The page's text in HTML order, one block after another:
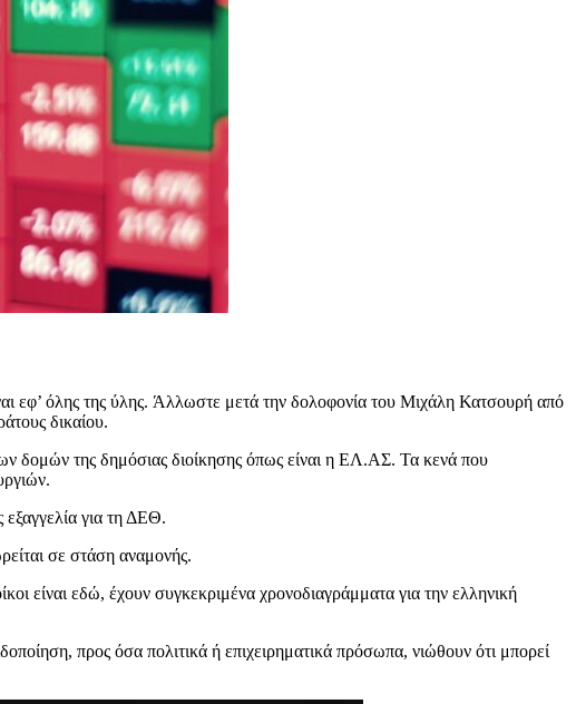
εφ’ όλης της ύλης. Άλλωστε μετά την δολοφονία του Μιχάλη Κατσουρή από
δικαίου.
δομών της δημόσιας διοίκησης όπως είναι η ΕΛ.ΑΣ. Τα κενά που
εξαγγελία για τη ΔΕΘ.
σε στάση αναμονής.
είναι εδώ, έχουν συγκεκριμένα χρονοδιαγράμματα για την ελληνική
προς όσα πολιτικά ή επιχειρηματικά πρόσωπα, νιώθουν ότι μπορεί